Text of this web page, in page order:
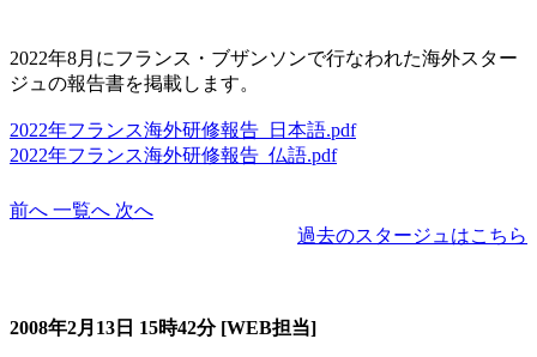
2022年8月にフランス・ブザンソンで行なわれた海外スター
ジュの報告書を掲載します。
2022年フランス海外研修報告_日本語.pdf
2022年フランス海外研修報告_仏語.pdf
前へ 一覧へ 次へ
過去のスタージュはこちら
2008年2月13日 15時42分 [WEB担当]